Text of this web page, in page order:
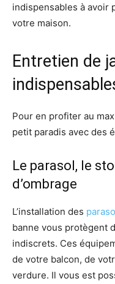
indispensables à avoir
votre maison.
Entretien de
Pour en profiter au
petit paradis avec des
Le parasol, le
d’ombrage
L’installation des
banne vous protègent
indiscrets. Ces
de votre balcon, de
verdure. Il vous est